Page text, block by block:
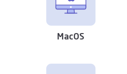
MacOS